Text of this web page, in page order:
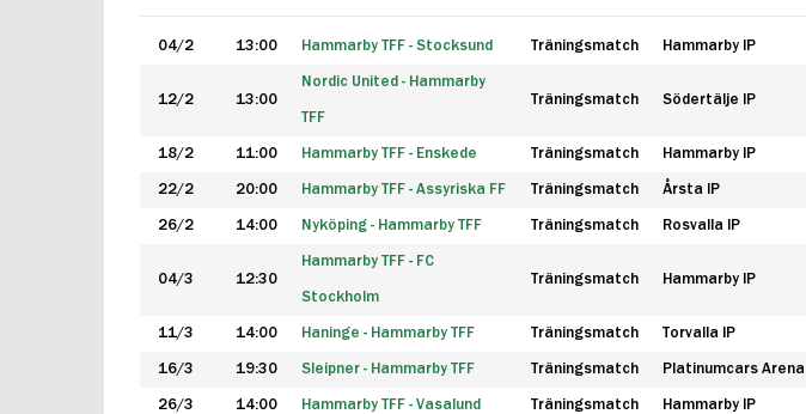
04/2 13:00 Hammarby TFF - Stocksund Träningsmatch Hammarby IP
12/2 13:00
Nordic United - Hammarby
TFF
Träningsmatch Södertälje IP
18/2 11:00 Hammarby TFF - Enskede Träningsmatch Hammarby IP
22/2 20:00 Hammarby TFF - Assyriska FF Träningsmatch Årsta IP
26/2 14:00 Nyköping - Hammarby TFF Träningsmatch Rosvalla IP
04/3 12:30
Hammarby TFF - FC
Stockholm
Träningsmatch Hammarby IP
11/3 14:00 Haninge - Hammarby TFF Träningsmatch Torvalla IP
16/3 19:30 Sleipner - Hammarby TFF Träningsmatch Platinumcars Arena
26/3 14:00 Hammarby TFF - Vasalund Träningsmatch Hammarby IP